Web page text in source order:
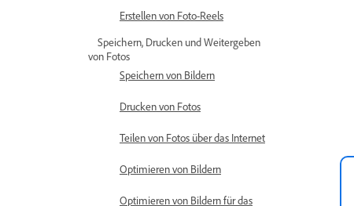
Erstellen von Foto-Reels
Speichern, Drucken und Weitergeben
von Fotos
Speichern von Bildern
Drucken von Fotos
Teilen von Fotos über das Internet
Optimieren von Bildern
Optimieren von Bildern für das